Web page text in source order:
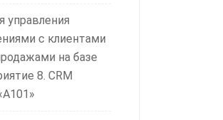
управления
с клиентами
на базе
8. CRM